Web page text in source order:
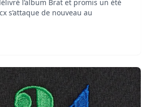
l’album Brat et promis un été
s’attaque de nouveau au